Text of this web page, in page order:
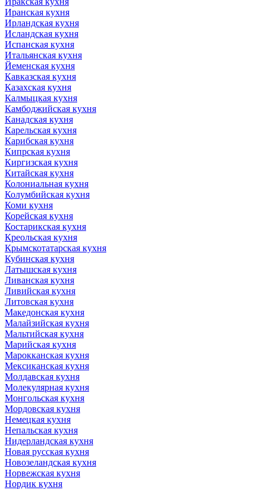
Иранская кухня
Ирландская кухня
Исландская кухня
Испанская кухня
Итальянская кухня
Йеменская кухня
Кавказская кухня
Казахская кухня
Калмыцкая кухня
Камбоджийская кухня
Канадская кухня
Карельская кухня
Карибская кухня
Кипрская кухня
Киргизская кухня
Китайская кухня
Колониальная кухня
Колумбийская кухня
Коми кухня
Корейская кухня
Костарикская кухня
Креольская кухня
Крымскотатарская кухня
Кубинская кухня
Латышская кухня
Ливанская кухня
Ливийская кухня
Литовская кухня
Македонская кухня
Малайзийская кухня
Мальтийская кухня
Марийская кухня
Марокканская кухня
Мексиканская кухня
Молдавская кухня
Молекулярная кухня
Монгольская кухня
Мордовская кухня
Немецкая кухня
Непальская кухня
Нидерландская кухня
Новая русская кухня
Новозеландская кухня
Норвежская кухня
Нордик кухня